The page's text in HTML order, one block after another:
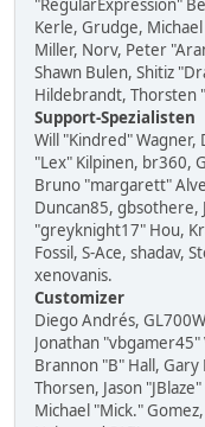
"RegularExpression"
Kerle, Grudge,
Miller, Norv, Peter
Shawn Bulen, Shitiz
Hildebrandt, Thorsten
Support-Spezialisten
Will "Kindred"
"Lex" Kilpinen, br360,
Bruno "margarett"
Duncan85, gbsothere,
"greyknight17" Hou,
Fossil, S-Ace, shadav,
xenovanis.
Customizer
Diego Andrés,
Jonathan "vbgamer45"
Brannon "B" Hall, Gary
Thorsen, Jason
Michael "Mick."